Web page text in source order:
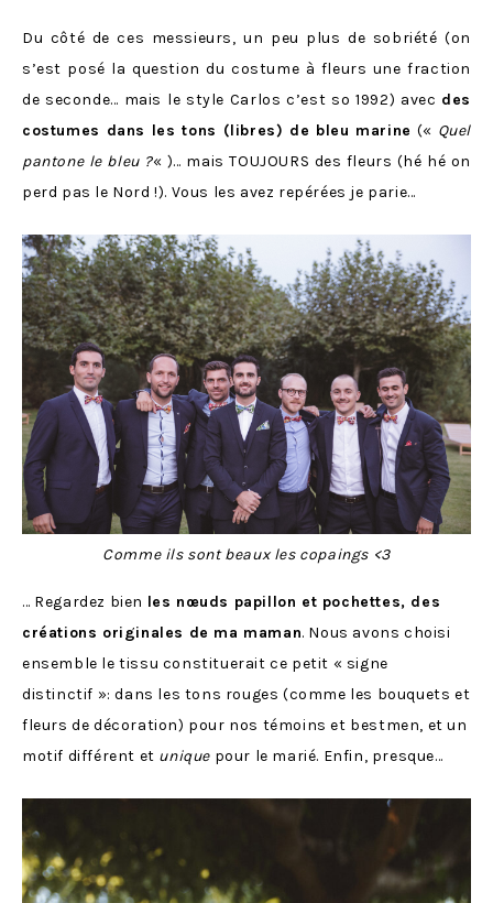
Du côté de ces messieurs, un peu plus de sobriété (on
s’est posé la question du costume à fleurs une fraction
de seconde… mais le style Carlos c’est so 1992) avec des
costumes dans les tons (libres) de bleu marine (« Quel
pantone le bleu ?« )… mais TOUJOURS des fleurs (hé hé on
perd pas le Nord !). Vous les avez repérées je parie…
Comme ils sont beaux les copaings <3
… Regardez bien les nœuds papillon et pochettes, des
créations originales de ma maman. Nous avons choisi
ensemble le tissu constituerait ce petit « signe
distinctif »: dans les tons rouges (comme les bouquets et
fleurs de décoration) pour nos témoins et bestmen, et un
motif différent et unique pour le marié. Enfin, presque…